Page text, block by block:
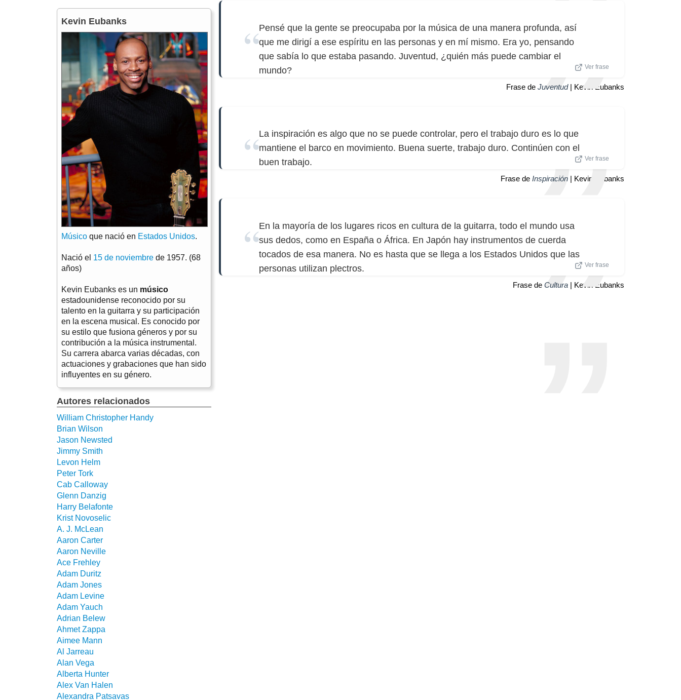
Pensé que la gente se preocupaba por la música de una manera profunda, así
que me dirigí a ese espíritu en las personas y en mí mismo. Era yo, pensando
que sabía lo que estaba pasando. Juventud, ¿quién más puede cambiar el
mundo?
Ver frase
Frase de Juventud| Kevin Eubanks
La inspiración es algo que no se puede controlar, pero el trabajo duro es lo que
mantiene el barco en movimiento. Buena suerte, trabajo duro. Continúen con el
buen trabajo.
Ver frase
Frase de Inspiración | Kevin Eubanks
En la mayoría de los lugares ricos en cultura de la guitarra, todo el mundo usa
sus dedos, como en España o África. En Japón hay instrumentos de cuerda
tocados de esa manera. No es hasta que se llega a los Estados Unidos que las
personas utilizan plectros.
Ver frase
Frase de Cultura | Kevin Eubanks
Kevin Eubanks
Músico que nació en Estados Unidos.
Nació el 15 de noviembre de 1957. (68
años)
Kevin Eubanks es un músico
estadounidense reconocido por su
talento en la guitarra y su participación
en la escena musical. Es conocido por
su estilo que fusiona géneros y por su
contribución a la música instrumental.
Su carrera abarca varias décadas, con
actuaciones y grabaciones que han sido
influyentes en su género.
Autores relacionados
William Christopher Handy
Brian Wilson
Jason Newsted
Jimmy Smith
Levon Helm
Peter Tork
Cab Calloway
Glenn Danzig
Harry Belafonte
Krist Novoselic
A. J. McLean
Aaron Carter
Aaron Neville
Ace Frehley
Adam Duritz
Adam Jones
Adam Levine
Adam Yauch
Adrian Belew
Ahmet Zappa
Aimee Mann
Al Jarreau
Alan Vega
Alberta Hunter
Alex Van Halen
Alexandra Patsavas